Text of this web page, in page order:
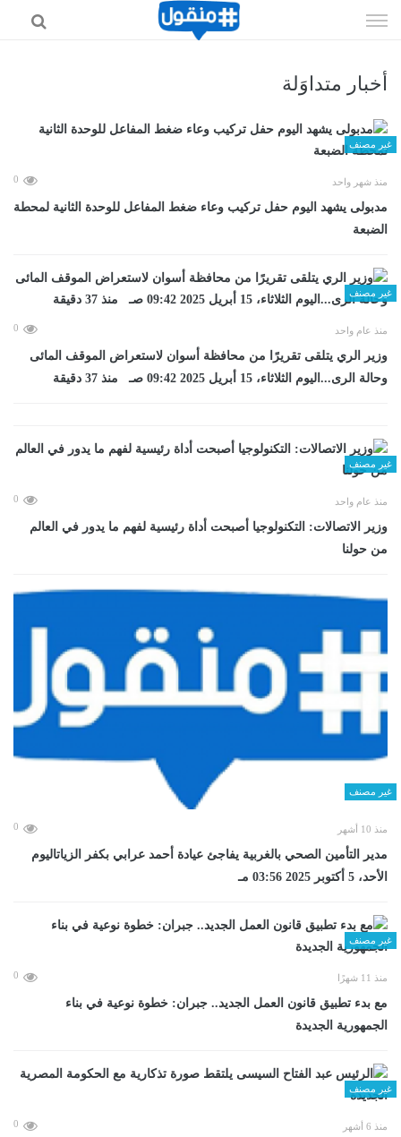
الى
أخبار متداوَلة
غير مصنف
منذ شهر واحد 0
مدبولى يشهد اليوم حفل تركيب وعاء ضغط المفاعل للوحدة الثانية لمحطة
الضبعة
غير مصنف
منذ عام واحد 0
وزير الري يتلقى تقريرًا من محافظة أسوان لاستعراض الموقف المائى
وحالة الرى...اليوم الثلاثاء، 15 أبريل 2025 09:42 صـ منذ 37 دقيقة
غير مصنف
منذ عام واحد 0
وزير الاتصالات: التكنولوجيا أصبحت أداة رئيسية لفهم ما يدور في العالم
من حولنا
غير مصنف
منذ 10 أشهر 0
مدير التأمين الصحي بالغربية يفاجئ عيادة أحمد عرابي بكفر الزياتاليوم
الأحد، 5 أكتوبر 2025 03:56 مـ
غير مصنف
منذ 11 شهرًا 0
مع بدء تطبيق قانون العمل الجديد.. جبران: خطوة نوعية في بناء
الجمهورية الجديدة
غير مصنف
منذ 6 أشهر 0